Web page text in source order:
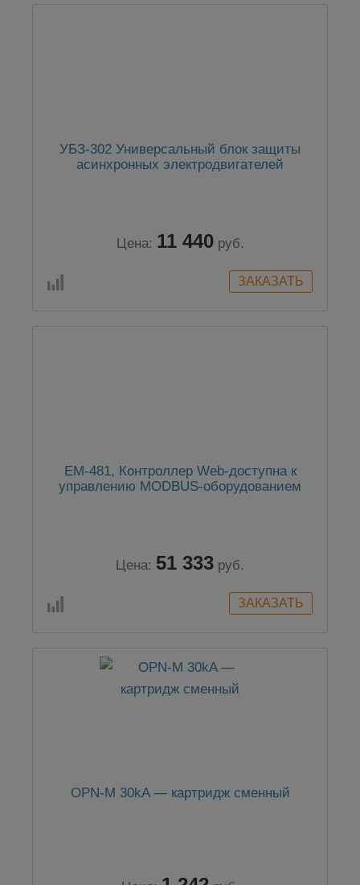
УБЗ-302 Универсальный блок защиты
асинхронных электродвигателей
Цена: 11 440 руб.
EM-481, Контроллер Web-доступна к
управлению MODBUS-оборудованием
Цена: 51 333 руб.
OPN-M 30kA — картридж сменный